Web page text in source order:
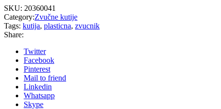
SKU: 20360041
Category:Zvučne kutije
Tags: kutija, plasticna, zvucnik
Share:
Twitter
Facebook
Pinterest
Mail to friend
Linkedin
Whatsapp
Skype